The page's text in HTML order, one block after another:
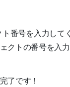
番号を入力して
クトの番号を入
了です！